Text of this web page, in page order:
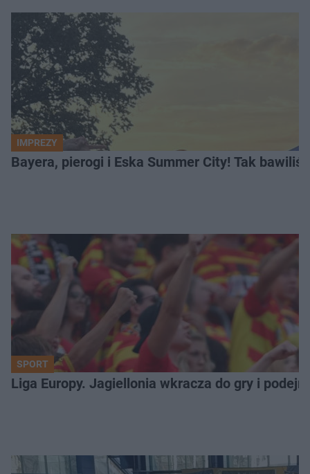
IMPREZY
Bayera, pierogi i Eska Summer City! Tak
SPORT
Liga Europy. Jagiellonia wkracza do gry i